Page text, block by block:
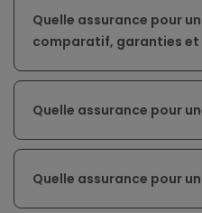
Quelle assurance pour
comparatif, garanties et
Quelle assurance pour
Quelle assurance pour un